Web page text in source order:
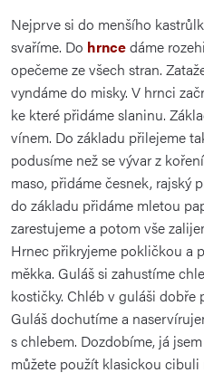
Nejprve si do menšího
svaříme. Do hrncedáme
opečeme ze všech stran.
vyndáme do misky. V hrnci
ke které přidáme slaninu.
vínem. Do základu přilejeme
podusíme než se vývar z
maso, přidáme česnek, rajský
do základu přidáme mletou
zarestujeme a potom vše
Hrnec přikryjeme pokličkou a
měkka. Guláš si zahustíme
kostičky. Chléb v guláši dobře
Guláš dochutíme a
s chlebem. Dozdobíme, já
můžete použít klasickou cibuli